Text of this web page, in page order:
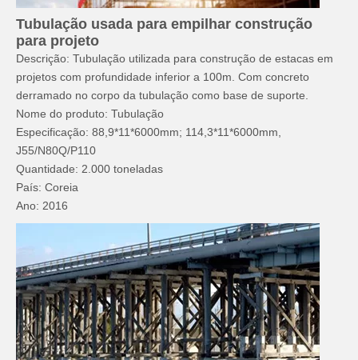
Tubulação usada para empilhar construção
para projeto
Descrição: Tubulação utilizada para construção de estacas em
projetos com profundidade inferior a 100m. Com concreto
derramado no corpo da tubulação como base de suporte.
Nome do produto: Tubulação
Especificação: 88,9*11*6000mm; 114,3*11*6000mm,
J55/N80Q/P110
Quantidade: 2.000 toneladas
País: Coreia
Ano: 2016